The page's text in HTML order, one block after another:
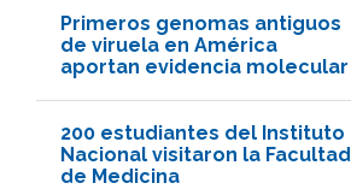
Primeros genomas antiguos
de viruela en América
aportan evidencia molecular
200 estudiantes del Instituto
Nacional visitaron la Facultad
de Medicina